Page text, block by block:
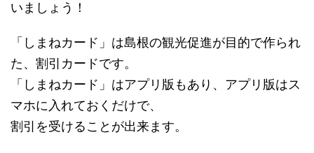
いましょう！
「しまねカード」は島根の観光促進が目的で作られ
た、割引カードです。
「しまねカード」はアプリ版もあり、アプリ版はス
マホに入れておくだけで、
割引を受けることが出来ます。